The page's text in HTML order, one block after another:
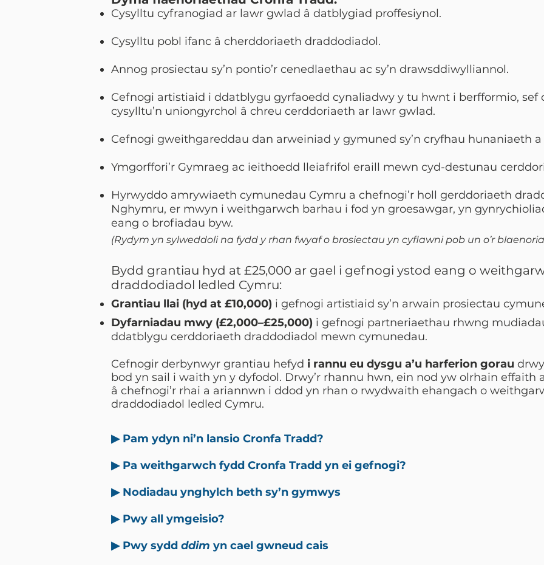
Cysylltu cyfranogiad ar lawr gwlad â datblygiad proffesiynol.
Cysylltu pobl ifanc â cherddoriaeth draddodiadol.
Annog prosiectau sy’n pontio’r cenedlaethau ac sy’n drawsddiwylliannol.
Cefnogi artistiaid i ddatblygu gyrfaoedd cynaliadwy y tu hwnt i berfformio, sef
cysylltu’n uniongyrchol â chreu cerddoriaeth ar lawr gwlad.
Cefnogi gweithgareddau dan arweiniad y gymuned sy’n cryfhau hunaniaeth
Ymgorffori’r Gymraeg ac ieithoedd lleiafrifol eraill mewn cyd-destunau
Hyrwyddo amrywiaeth cymunedau Cymru a chefnogi’r holl gerddoriaeth
Nghymru, er mwyn i weithgarwch barhau i fod yn groesawgar, yn
eang o brofiadau byw.
(Rydym yn sylweddoli na fydd y rhan fwyaf o brosiectau yn cyflawni pob un o’r
Bydd grantiau hyd at £25,000 ar gael i gefnogi ystod eang o
draddodiadol ledled Cymru:
Grantiau llai (hyd at £10,000) i gefnogi artistiaid sy’n arwain prosiectau
Dyfarniadau mwy (£2,000–£25,000) i gefnogi partneriaethau rhwng
ddatblygu cerddoriaeth draddodiadol mewn cymunedau.
Cefnogir derbynwyr grantiau hefyd i rannu eu dysgu a’u harferion gorau
bod yn sail i waith yn y dyfodol. Drwy’r rhannu hwn, ein nod yw olrhain effaith
â chefnogi’r rhai a ariannwn i ddod yn rhan o rwydwaith ehangach o
draddodiadol ledled Cymru.
▶ Pam ydyn ni’n lansio Cronfa Tradd?
▶ Pa weithgarwch fydd Cronfa Tradd yn ei gefnogi?
▶ Nodiadau ynghylch beth sy’n gymwys
▶ Pwy all ymgeisio?
▶ Pwy sydd ddim yn cael gwneud cais